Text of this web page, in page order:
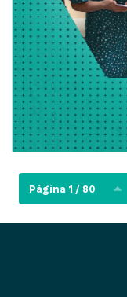
Página 1 / 80